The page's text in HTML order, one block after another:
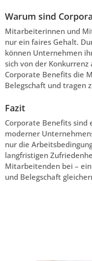
Warum sind
Mitarbeiterinnen und
nur ein faires Gehalt.
können Unternehmen
sich von der
Corporate Benefits die
Belegschaft und tragen
Fazit
Corporate Benefits sind
moderner
nur die
langfristigen
Mitarbeitenden bei –
und Belegschaft